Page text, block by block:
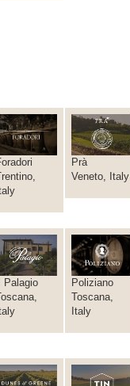
Prà
Veneto, Italy
Palagio
Poliziano
Toscana,
Italy